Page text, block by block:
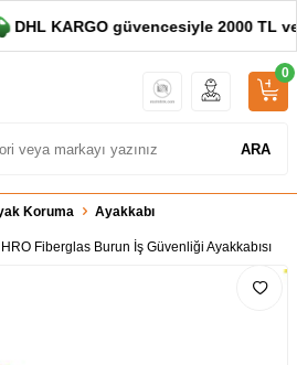
KARGO güvencesiyle 2000 TL ve
ARA
0
Koruma
Ayakkabı
Fiberglas Burun İş Güvenliği Ayakkabısı